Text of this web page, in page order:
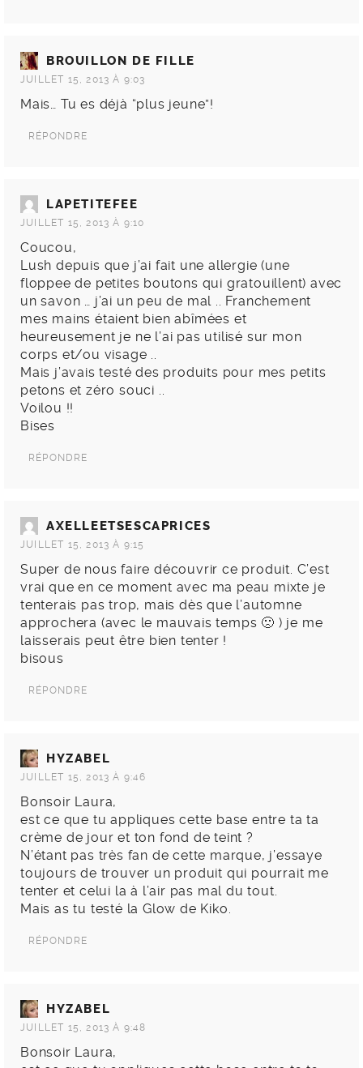
BROUILLON DE FILLE
JUILLET 15, 2013 À 9:03
Mais… Tu es déjà “plus jeune”!
RÉPONDRE
LAPETITEFEE
JUILLET 15, 2013 À 9:10
Coucou,
Lush depuis que j’ai fait une allergie (une
floppee de petites boutons qui gratouillent) avec
un savon … j’ai un peu de mal .. Franchement
mes mains étaient bien abîmées et
heureusement je ne l’ai pas utilisé sur mon
corps et/ou visage ..
Mais j’avais testé des produits pour mes petits
petons et zéro souci ..
Voilou !!
Bises
RÉPONDRE
AXELLEETSESCAPRICES
JUILLET 15, 2013 À 9:15
Super de nous faire découvrir ce produit. C’est
vrai que en ce moment avec ma peau mixte je
tenterais pas trop, mais dès que l’automne
approchera (avec le mauvais temps 🙁 ) je me
laisserais peut être bien tenter !
bisous
RÉPONDRE
HYZABEL
JUILLET 15, 2013 À 9:46
Bonsoir Laura,
est ce que tu appliques cette base entre ta ta
crème de jour et ton fond de teint ?
N’étant pas très fan de cette marque, j’essaye
toujours de trouver un produit qui pourrait me
tenter et celui la à l’air pas mal du tout.
Mais as tu testé la Glow de Kiko.
RÉPONDRE
HYZABEL
JUILLET 15, 2013 À 9:48
Bonsoir Laura,